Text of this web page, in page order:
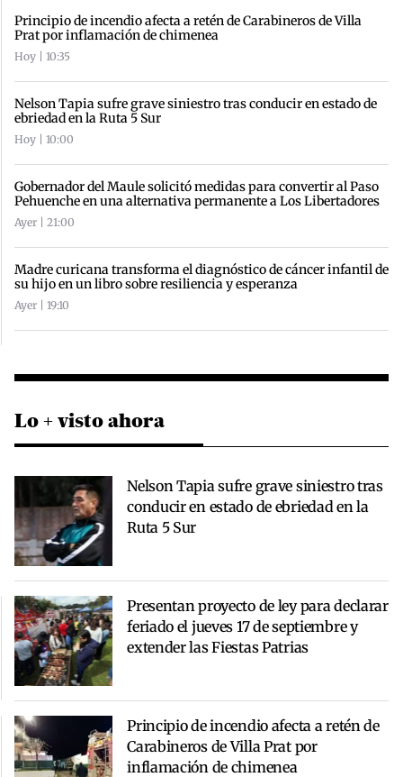
Principio de incendio afecta a retén de Carabineros de Villa
Prat por inflamación de chimenea
Hoy | 10:35
Nelson Tapia sufre grave siniestro tras conducir en estado de
ebriedad en la Ruta 5 Sur
Hoy | 10:00
Gobernador del Maule solicitó medidas para convertir al Paso
Pehuenche en una alternativa permanente a Los Libertadores
Ayer | 21:00
Madre curicana transforma el diagnóstico de cáncer infantil de
su hijo en un libro sobre resiliencia y esperanza
Ayer | 19:10
Lo + visto ahora
Nelson Tapia sufre grave siniestro tras
conducir en estado de ebriedad en la
Ruta 5 Sur
Presentan proyecto de ley para declarar
feriado el jueves 17 de septiembre y
extender las Fiestas Patrias
Principio de incendio afecta a retén de
Carabineros de Villa Prat por
inflamación de chimenea